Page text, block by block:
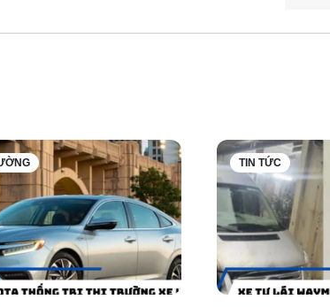
TIN TỨC